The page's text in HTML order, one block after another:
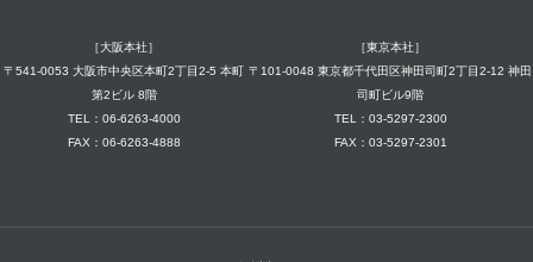
［大阪本社］
〒541-0053 大阪市中央区本町2丁目2-5 本町
第2ビル 8階
TEL：06-6263-4000
FAX：06-6263-4888
［東京本社］
〒101-0048 東京都千代田区神田司町2丁目2-12 神田
司町ビル9階
TEL：03-5297-2300
FAX：03-5297-2301